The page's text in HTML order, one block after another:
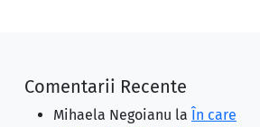
Comentarii Recente
Mihaela Negoianu la În care